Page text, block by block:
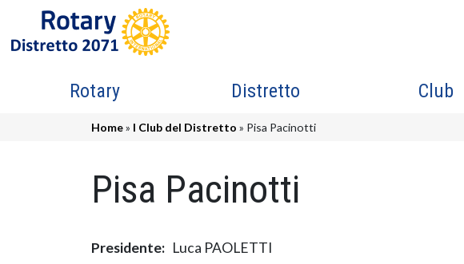
Salta al contenuto principale
Navigazione principale
Rotary Distretto Club
Briciole di pane
Home I Club del Distretto Pisa Pacinotti
Pisa Pacinotti
Presidente
Luca PAOLETTI